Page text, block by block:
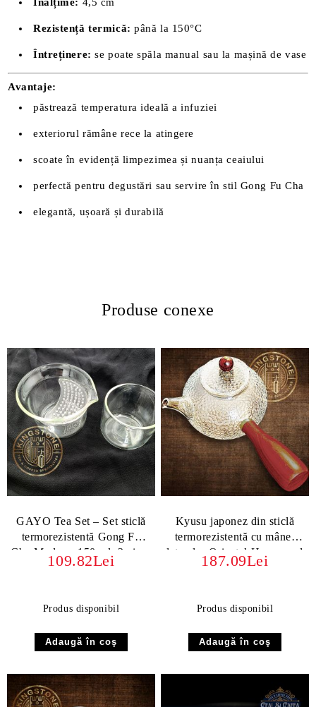
Rezistență termică: până la 150°C
Întreținere: se poate spăla manual sau la mașină de vase
Avantaje:
păstrează temperatura ideală a infuziei
exteriorul rămâne rece la atingere
scoate în evidență limpezimea și nuanța ceaiului
perfectă pentru degustări sau servire în stil Gong Fu Cha
elegantă, ușoară și durabilă
Produse conexe
GAYO Tea Set – Set sticlă
termorezistentă Gong Fu
Cha Modern, 150 ml, 2 piese
109.82Lei
Produs disponibil
Kyusu japonez din sticlă
termorezistentă cu mâner
lateral – Oriental Hammered
Glass 300 ml
187.09Lei
Produs disponibil